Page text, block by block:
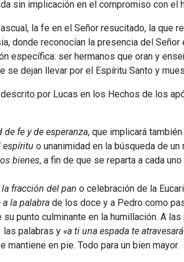
sin implicación en el compromiso con el
la fe en el Señor resucitado, la que
donde reconocían la presencia del
específica: ser hermanos que oran y
se dejan llevar por el Espíritu Santo y
por Lucas en los Hechos de los
de fe y de esperanza, que implicará
espíritu o unanimidad en la búsqueda de un
bienes, a fin de que se reparta a cada
fracción del pan o celebración de la
a la palabra de los doce y a Pedro como
su punto culminante en la humillación. A
palabras y «a ti una espada te
mantiene en pie. Todo para un bien mayor.